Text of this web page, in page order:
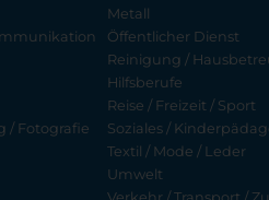
/ Fotografie
Metall
Öffentlicher Dienst
Reinigung /
Hilfsberufe
Reise / Freizeit / Sport
Soziales /
Textil / Mode / Leder
Umwelt